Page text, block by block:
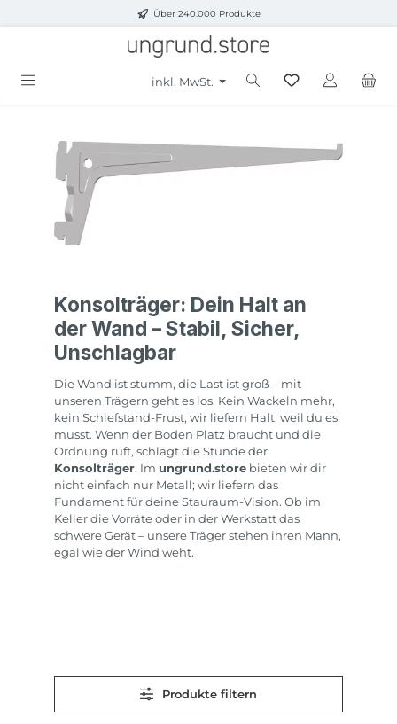
Zum Hauptinhalt springenÜber 240.000 Produkte
inkl. MwSt.
Konsolträger: Dein Halt an
der Wand – Stabil, Sicher,
Unschlagbar
Die Wand ist stumm, die Last ist groß – mit
unseren Trägern geht es los. Kein Wackeln mehr,
kein Schiefstand-Frust, wir liefern Halt, weil du es
musst. Wenn der Boden Platz braucht und die
Ordnung ruft, schlägt die Stunde der
Konsolträger. Im ungrund.store bieten wir dir
nicht einfach nur Metall; wir liefern das
Fundament für deine Stauraum-Vision. Ob im
Keller die Vorräte oder in der Werkstatt das
schwere Gerät – unsere Träger stehen ihren Mann,
egal wie der Wind weht.
Produkte filtern